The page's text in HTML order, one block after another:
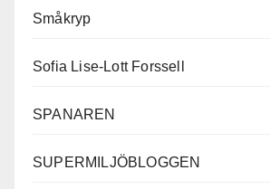
Småkryp
Sofia Lise-Lott Forssell
SPANAREN
SUPERMILJÖBLOGGEN